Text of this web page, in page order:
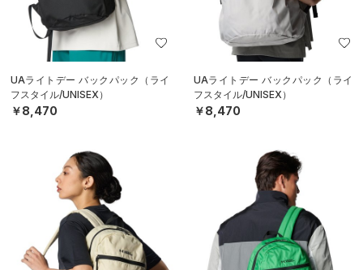
UAライトデー バックパック（ライ
フスタイル/UNISEX）
￥8,470
UAライトデー バックパック（ライ
フスタイル/UNISEX）
￥8,470